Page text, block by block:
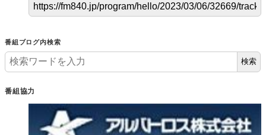
番組ブログ内検索
検索
番組協力